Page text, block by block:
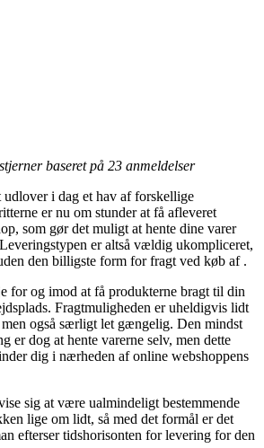
baseret på 23 anmeldelser
udlover i dag et hav af forskellige
er nu om stunder at få afleveret
som gør det muligt at hente dine varer
er altså vældig ukompliceret,
den billigste form for fragt ved køb af .
for og imod at få produkterne bragt til din
Fragtmuligheden er uheldigvis lidt
også særligt let gængelig. Den mindst
er dog at hente varerne selv, men dette
dig i nærheden af online webshoppens
sig at være ualmindeligt bestemmende
lige om lidt, så med det formål er det
efterser tidshorisonten for levering for den